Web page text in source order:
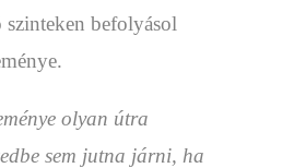
befolyásol
olyan útra
sem jutna járni, ha